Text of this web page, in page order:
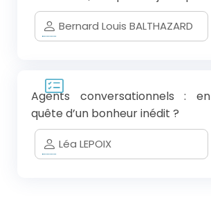
Bernard Louis BALTHAZARD
Agents conversationnels : en
quête d’un bonheur inédit ?
Léa LEPOIX